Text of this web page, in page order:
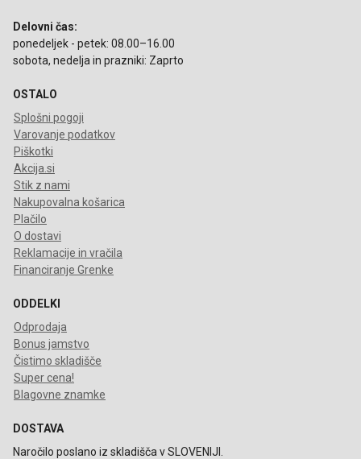
Delovni čas:
ponedeljek - petek: 08.00–16.00
sobota, nedelja in prazniki: Zaprto
OSTALO
Splošni pogoji
Varovanje podatkov
Piškotki
Akcija.si
Stik z nami
Nakupovalna košarica
Plačilo
O dostavi
Reklamacije in vračila
Financiranje Grenke
ODDELKI
Odprodaja
Bonus jamstvo
Čistimo skladišče
Super cena!
Blagovne znamke
DOSTAVA
Naročilo poslano iz skladišča v SLOVENIJI.